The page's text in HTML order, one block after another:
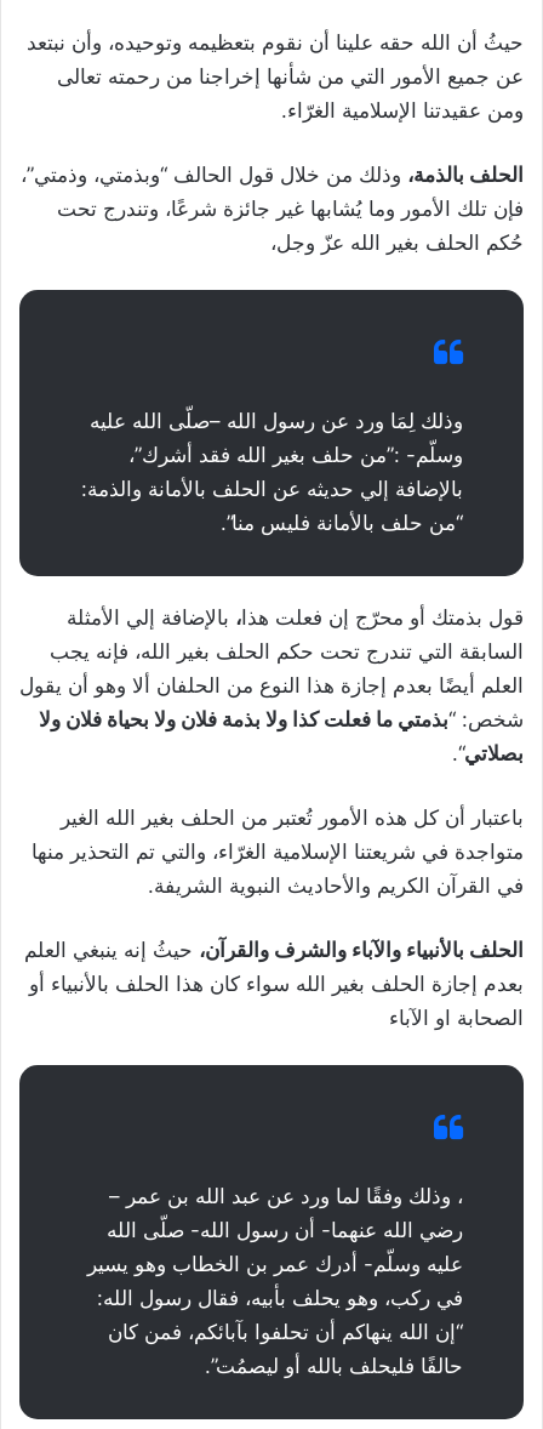
حيثُ أن الله حقه علينا أن نقوم بتعظيمه وتوحيده، وأن نبتعد
عن جميع الأمور التي من شأنها إخراجنا من رحمته تعالى
ومن عقيدتنا الإسلامية الغرّاء.
الحلف بالذمة، وذلك من خلال قول الحالف “وبذمتي، وذمتي”،
فإن تلك الأمور وما يُشابها غير جائزة شرعًا، وتندرج تحت
حُكم الحلف بغير الله عزّ وجل،
وذلك لِمَا ورد عن رسول الله –صلّى الله عليه
وسلّم- :”من حلف بغير الله فقد أشرك”،
بالإضافة إلي حديثه عن الحلف بالأمانة والذمة:
“من حلف بالأمانة فليس منا”.
قول بذمتك أو محرّج إن فعلت هذا ، بالإضافة إلي الأمثلة
السابقة التي تندرج تحت حكم الحلف بغير الله، فإنه يجب
العلم أيضًا بعدم إجازة هذا النوع من الحلفان ألا وهو أن يقول
شخص: “بذمتي ما فعلت كذا ولا بذمة فلان ولا بحياة فلان ولا
بصلاتي“.
باعتبار أن كل هذه الأمور تُعتبر من الحلف بغير الله الغير
متواجدة في شريعتنا الإسلامية الغرّاء، والتي تم التحذير منها
في القرآن الكريم والأحاديث النبوية الشريفة.
الحلف بالأنبياء والآباء والشرف والقرآن، حيثُ إنه ينبغي العلم
بعدم إجازة الحلف بغير الله سواء كان هذا الحلف بالأنبياء أو
الصحابة او الآباء
، وذلك وفقًا لما ورد عن عبد الله بن عمر –
رضي الله عنهما- أن رسول الله- صلّى الله
عليه وسلّم- أدرك عمر بن الخطاب وهو يسير
في ركب، وهو يحلف بأبيه، فقال رسول الله:
“إن الله ينهاكم أن تحلفوا بآبائكم، فمن كان
حالفًا فليحلف بالله أو ليصمُت”.